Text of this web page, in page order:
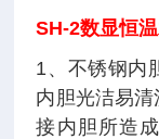
SH-2数显恒
1、不锈钢内
内胆光洁易
接内胆所造